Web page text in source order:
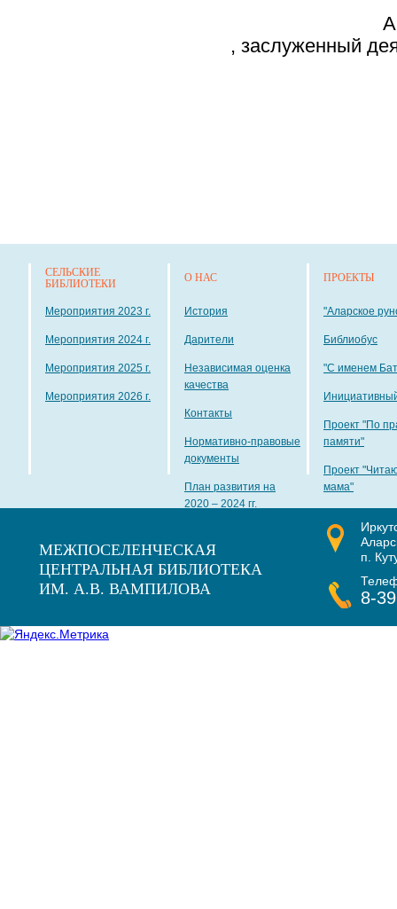
, заслуженный
СЕЛЬСКИЕ
БИБЛИОТЕКИ
Мероприятия 2023 г.
Мероприятия 2024 г.
Мероприятия 2025 г.
Мероприятия 2026 г.
О НАС
История
Дарители
Независимая оценка
качества
Контакты
Нормативно-правовые
документы
План развития на
2020 – 2024 гг.
ПРОЕКТЫ
"Аларское
Библиобус
"С именем
Проект "По
памяти"
Проект
мама"
МЕЖПОСЕЛЕНЧЕСКАЯ
ЦЕНТРАЛЬНАЯ БИБЛИОТЕКА
ИМ. А.В. ВАМПИЛОВА
п.
8-